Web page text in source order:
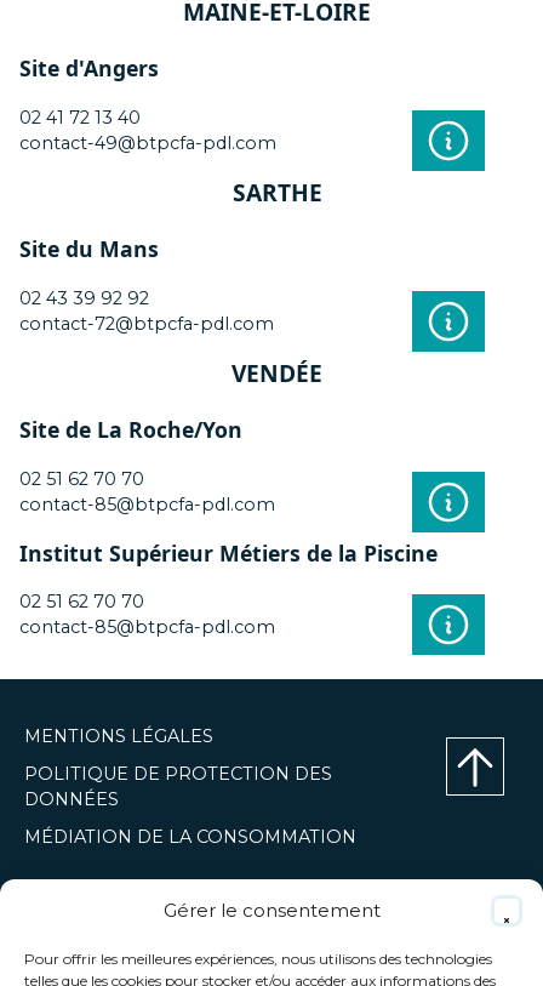
Gérer le consentement
Pour offrir les meilleures expériences, nous utilisons des technologies
telles que les cookies pour stocker et/ou accéder aux informations des
MAINE-ET-LOIRE
Site d'Angers
02 41 72 13 40
contact-49@btpcfa-pdl.com
SARTHE
Site du Mans
02 43 39 92 92
contact-72@btpcfa-pdl.com
VENDÉE
Site de La Roche/Yon
02 51 62 70 70
contact-85@btpcfa-pdl.com
Institut Supérieur Métiers de la Piscine
02 51 62 70 70
contact-85@btpcfa-pdl.com
MENTIONS LÉGALES
POLITIQUE DE PROTECTION DES
DONNÉES
MÉDIATION DE LA CONSOMMATION
9 rue Marcel Sembat
02 28 44 97 79